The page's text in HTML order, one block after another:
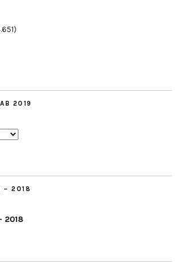
2019
– 2018
2018